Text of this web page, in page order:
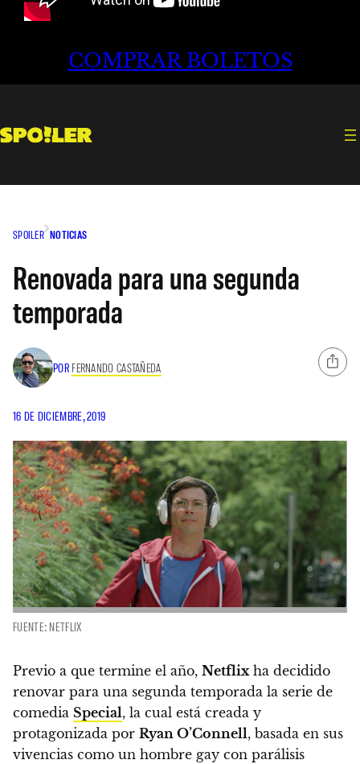
COMPRAR BOLETOS
SPOILER NOTICIAS
Renovada para una segunda
temporada
POR FERNANDO CASTAÑEDA
16 DE DICIEMBRE, 2019
FUENTE: NETFLIX
Previo a que termine el año, Netflixha decidido
renovar para una segunda temporada la serie de
comedia Special, la cual está creada y
protagonizada por Ryan O’Connell, basada en sus
vivencias como un hombre gay con parálisis